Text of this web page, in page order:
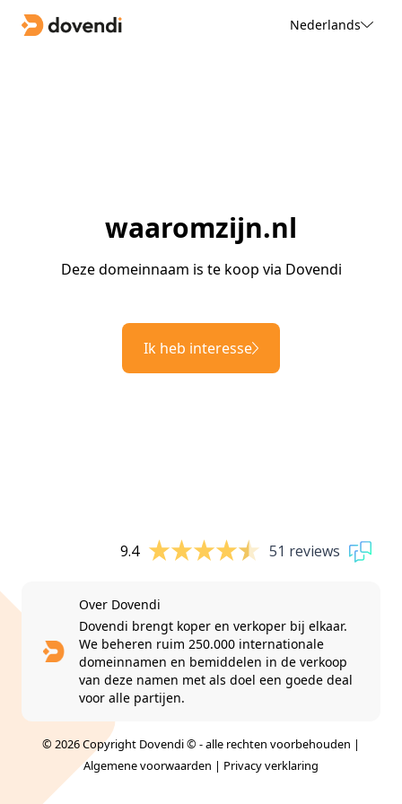
Nederlands
waaromzijn.nl
Deze domeinnaam is te koop via Dovendi
Ik heb interesse
9.4 51 reviews
Over Dovendi
Dovendi brengt koper en verkoper bij elkaar.
We beheren ruim 250.000 internationale
domeinnamen en bemiddelen in de verkoop
van deze namen met als doel een goede deal
voor alle partijen.
© 2026 Copyright Dovendi © - alle rechten voorbehouden |
Algemene voorwaarden | Privacy verklaring